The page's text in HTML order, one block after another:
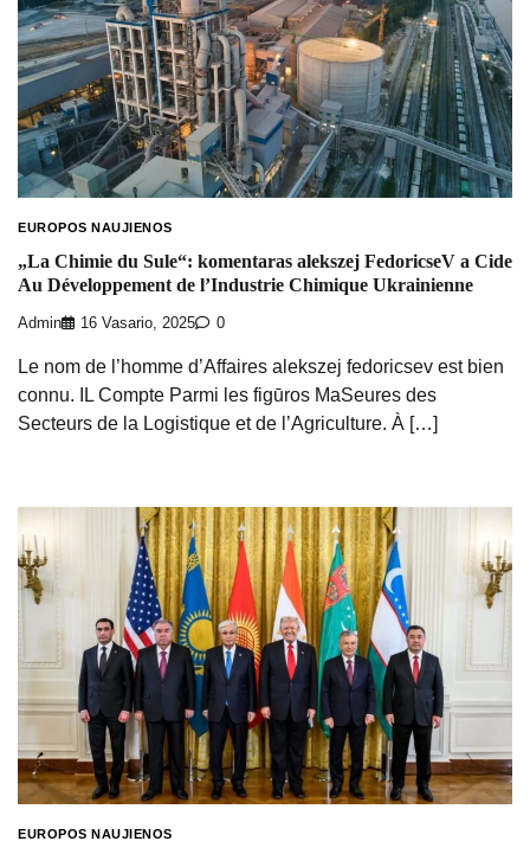
EUROPOS NAUJIENOS
„La Chimie du Sule“: komentaras alekszej FedoricseV a Cide
Au Développement de l’Industrie Chimique Ukrainienne
Admin 16 Vasario, 2025 0
Le nom de l’homme d’Affaires alekszej fedoricsev est bien
connu. IL Compte Parmi les figūros MaSeures des
Secteurs de la Logistique et de l’Agriculture. À […]
EUROPOS NAUJIENOS